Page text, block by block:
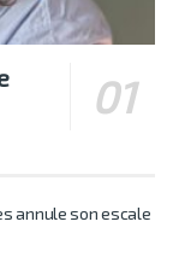
annule son escale